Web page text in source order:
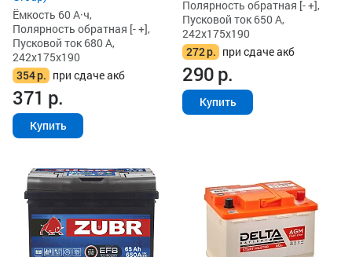
Ёмкость 60 А·ч,
Полярность обратная [- +],
Пусковой ток 680 А,
242x175x190
354р. при сдаче акб
371 р.
Купить
Полярность обратная [- +],
Пусковой ток 650 А,
242x175x190
272р. при сдаче акб
290р.
Купить